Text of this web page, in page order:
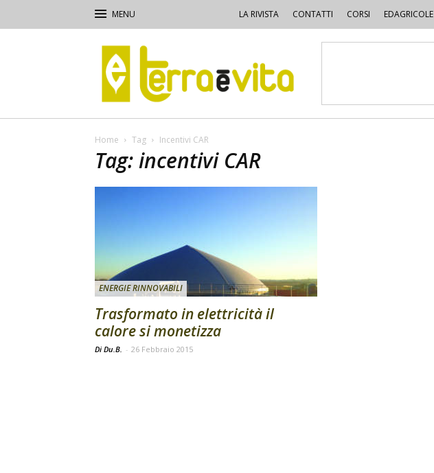
LA RIVISTA CONTATTI CORSI EDAGRICOLE
Terra
e
Vita
Home Tag Incentivi CAR
Tag: incentivi CAR
ENERGIE RINNOVABILI
Trasformato in elettricità il
calore si monetizza
Di Du.B. - 26 Febbraio 2015